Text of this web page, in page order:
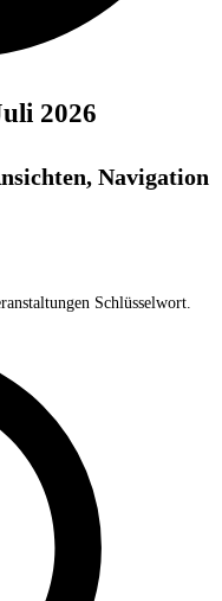
2026
Navigation
Schlüsselwort.